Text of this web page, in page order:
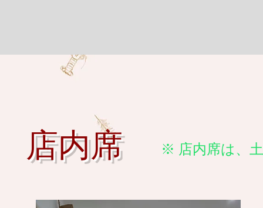
店内席 ※ 店内席は、